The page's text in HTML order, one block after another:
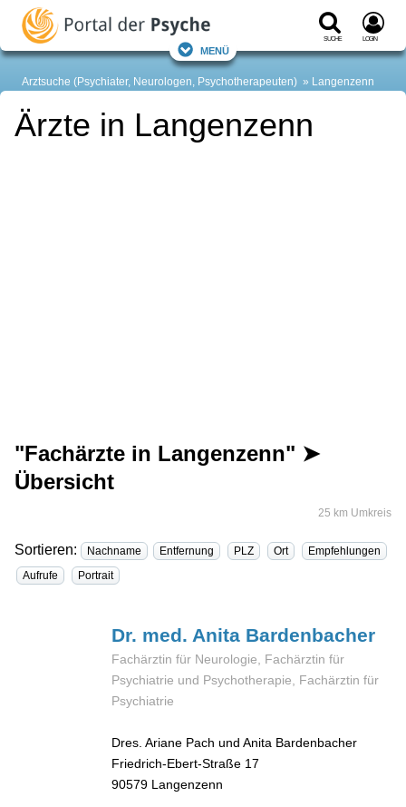
Suche Login
Menü
Arztsuche (Psychiater, Neurologen, Psychotherapeuten) Langenzenn
Ärzte in Langenzenn
"Fachärzte in Langenzenn" ➤
Übersicht
25 km Umkreis
Sortieren: Nachname Entfernung PLZ Ort
Empfehlungen
Aufrufe
Portrait
Dr. med. Anita Bardenbacher
Fachärztin für Neurologie, Fachärztin für
Psychiatrie und Psychotherapie, Fachärztin für
Psychiatrie
Dres. Ariane Pach und Anita Bardenbacher
Friedrich-Ebert-Straße 17
90579 Langenzenn